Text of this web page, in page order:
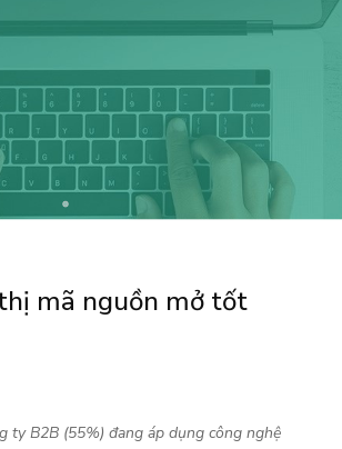
mã nguồn mở tốt
ty B2B (55%) đang áp dụng công nghệ